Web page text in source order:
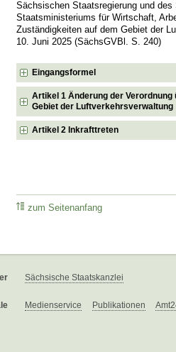
Sächsischen Staatsregierung und des
Staatsministeriums für Wirtschaft,
Zuständigkeiten auf dem Gebiet der
10. Juni 2025 (SächsGVBl. S. 240)
Eingangsformel
Artikel 1 Änderung der
Gebiet der Luftverkehrsverwaltung
Artikel 2 Inkrafttreten
zum Seitenanfang
Sächsische Staatskanzlei
Medienservice Publikationen